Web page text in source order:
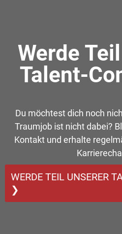
Werde
Talent-
Du möchtest dich noch
Traumjob ist nicht dabei?
Kontakt und erhalte
WERDE TEIL UNSERER
❯